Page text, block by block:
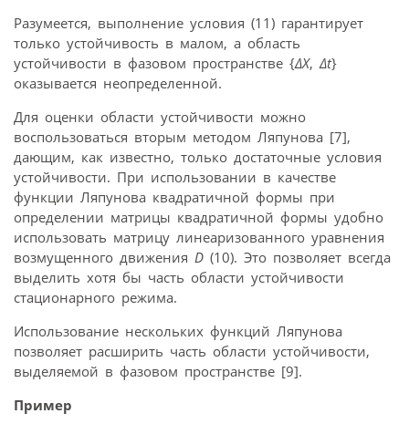
Разумеется, выполнение условия (11) гарантирует
только устойчивость в малом, а область
устойчивости в фазовом пространстве {ΔX,Δt}
оказывается неопределенной.
Для оценки области устойчивости можно
воспользоваться вторым методом Ляпунова [7],
дающим, как известно, только достаточные условия
устойчивости. При использовании в качестве
функции Ляпунова квадратичной формы при
определении матрицы квадратичной формы удобно
использовать матрицу линеаризованного уравнения
возмущенного движения D (10). Это позволяет всегда
выделить хотя бы часть области устойчивости
стационарного режима.
Использование нескольких функций Ляпунова
позволяет расширить часть области устойчивости,
выделяемой в фазовом пространстве [9].
Пример